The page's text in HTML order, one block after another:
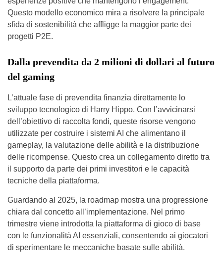
Questo modello economico mira a risolvere la principale
sfida di sostenibilità che affligge la maggior parte dei
progetti P2E.
Dalla prevendita da 2 milioni di dollari al futuro
del gaming
L’attuale fase di prevendita finanzia direttamente lo
sviluppo tecnologico di Harry Hippo. Con l’avvicinarsi
dell’obiettivo di raccolta fondi, queste risorse vengono
utilizzate per costruire i sistemi AI che alimentano il
gameplay, la valutazione delle abilità e la distribuzione
delle ricompense. Questo crea un collegamento diretto tra
il supporto da parte dei primi investitori e le capacità
tecniche della piattaforma.
Guardando al 2025, la roadmap mostra una progressione
chiara dal concetto all’implementazione. Nel primo
trimestre viene introdotta la piattaforma di gioco di base
con le funzionalità AI essenziali, consentendo ai giocatori
di sperimentare le meccaniche basate sulle abilità.